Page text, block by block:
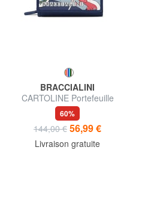
BRACCIALINI
CARTOLINE Portefeuille
moyen MONTE CARLO
60%
144,00 € 56,99 €
Livraison gratuite